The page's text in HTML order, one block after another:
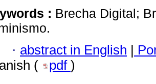
: Brecha Digital;
· abstract in English |
(
pdf )